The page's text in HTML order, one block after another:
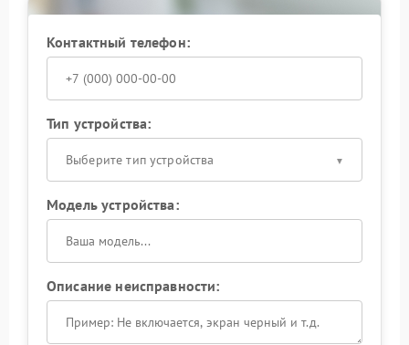
Контактный телефон:
Тип устройства:
Выберите тип устройства
Модель устройства:
Описание неисправности: